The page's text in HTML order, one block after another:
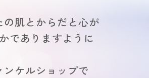
の肌とからだと心が
でありますように
ンケルショップで